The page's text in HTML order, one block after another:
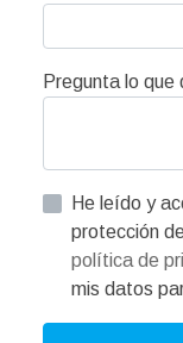
Pregunta lo que
He leído y acepto la información
política de
mis datos